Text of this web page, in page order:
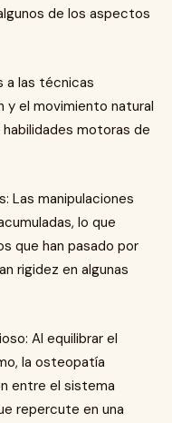
de los aspectos
las técnicas
y el movimiento natural
habilidades motoras de
manipulaciones
lo que
que han pasado por
rigidez en algunas
Al equilibrar el
la osteopatía
entre el sistema
repercute en una